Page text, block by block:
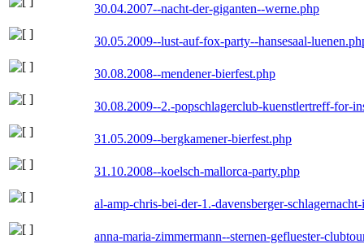
30.04.2007--nacht-der-giganten--werne.php
30.05.2009--lust-auf-fox-party--hansesaal-
30.08.2008--mendener-bierfest.php
30.08.2009--2.-popschlagerclub-kuenstlertreff-for-
31.05.2009--bergkamener-bierfest.php
31.10.2008--koelsch-mallorca-party.php
al-amp-chris-bei-der-1.-davensberger-
anna-maria-zimmermann--sternen-gefluester-